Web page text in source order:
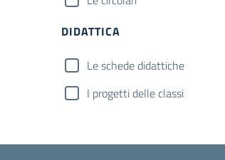
DIDATTICA
Le schede didattiche
I progetti delle classi